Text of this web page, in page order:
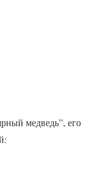
медведь”, его